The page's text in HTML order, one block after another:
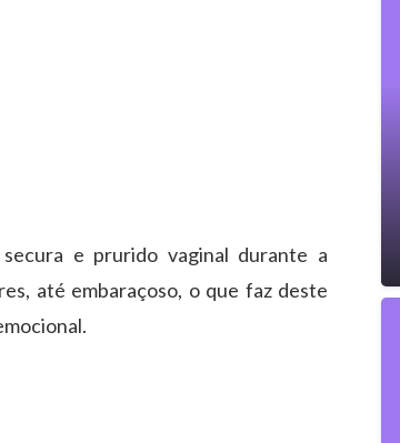
e prurido vaginal durante a
até embaraçoso, o que faz deste